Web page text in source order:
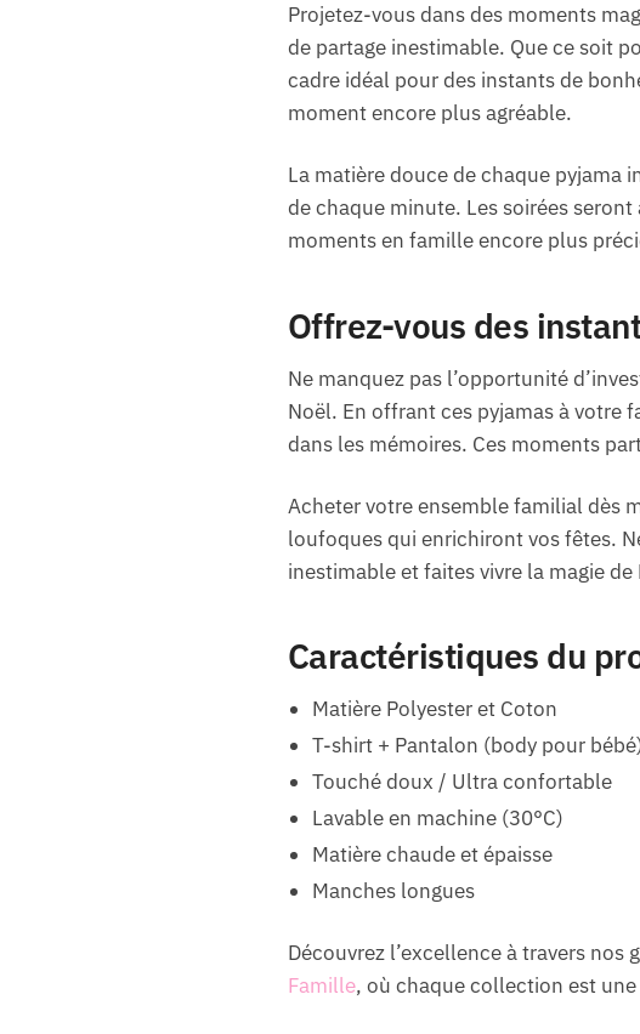
Projetez-vous dans des moments
de partage inestimable. Que ce soit
cadre idéal pour des instants de
moment encore plus agréable.
La matière douce de chaque
de chaque minute. Les soirées
moments en famille encore plus
Offrez-vous des
Ne manquez pas l’opportunité
Noël. En offrant ces pyjamas à votre
dans les mémoires. Ces moments
Acheter votre ensemble familial dès
loufoques qui enrichiront vos fêtes.
inestimable et faites vivre la magie
Caractéristiques du
Matière Polyester et Coton
T-shirt + Pantalon (body pour
Touché doux / Ultra confortable
Lavable en machine (30°C)
Matière chaude et épaisse
Manches longues
Découvrez l’excellence à travers nos
Famille, où chaque collection est